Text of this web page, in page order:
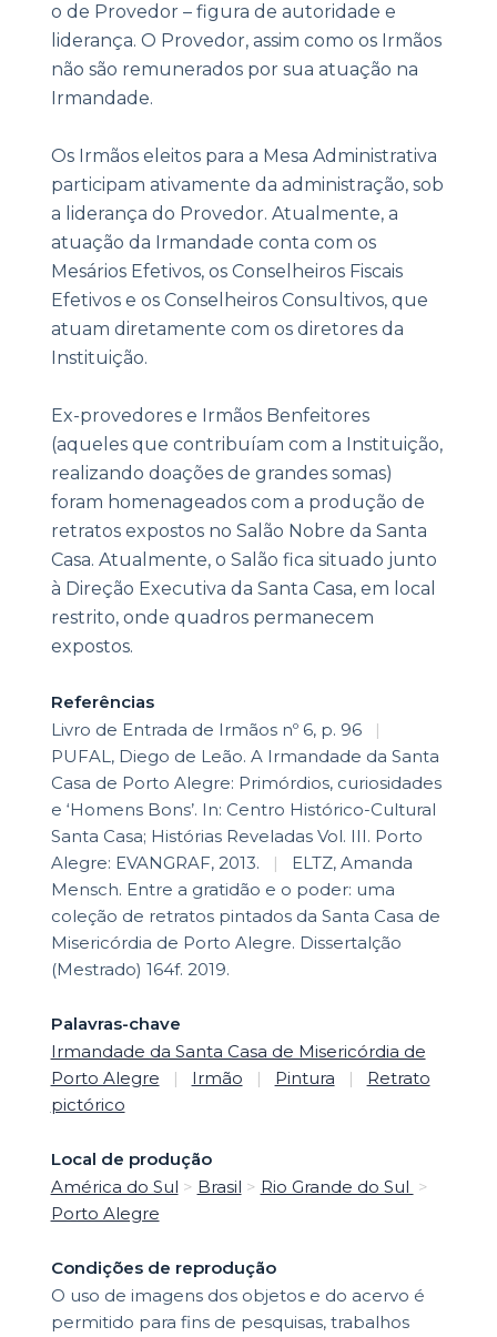
o de Provedor – figura de autoridade e
liderança. O Provedor, assim como os Irmãos
não são remunerados por sua atuação na
Irmandade.
Os Irmãos eleitos para a Mesa Administrativa
participam ativamente da administração, sob
a liderança do Provedor. Atualmente, a
atuação da Irmandade conta com os
Mesários Efetivos, os Conselheiros Fiscais
Efetivos e os Conselheiros Consultivos, que
atuam diretamente com os diretores da
Instituição.
Ex-provedores e Irmãos Benfeitores
(aqueles que contribuíam com a Instituição,
realizando doações de grandes somas)
foram homenageados com a produção de
retratos expostos no Salão Nobre da Santa
Casa. Atualmente, o Salão fica situado junto
à Direção Executiva da Santa Casa, em local
restrito, onde quadros permanecem
expostos.
Referências
Livro de Entrada de Irmãos nº 6, p. 96
|
PUFAL, Diego de Leão. A Irmandade da Santa
Casa de Porto Alegre: Primórdios, curiosidades
e ‘Homens Bons’. In: Centro Histórico-Cultural
Santa Casa; Histórias Reveladas Vol. III. Porto
Alegre: EVANGRAF, 2013.
|
ELTZ, Amanda
Mensch. Entre a gratidão e o poder: uma
coleção de retratos pintados da Santa Casa de
Misericórdia de Porto Alegre. Dissertalção
(Mestrado) 164f. 2019.
Palavras-chave
Irmandade da Santa Casa de Misericórdia de
Porto Alegre
| Irmão | Pintura |
Retrato
pictórico
Local de produção
América do Sul > Brasil > Rio Grande do Sul >
Porto Alegre
Condições de reprodução
O uso de imagens dos objetos e do acervo é
permitido para fins de pesquisas, trabalhos